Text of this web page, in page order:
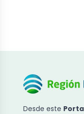
Desde este